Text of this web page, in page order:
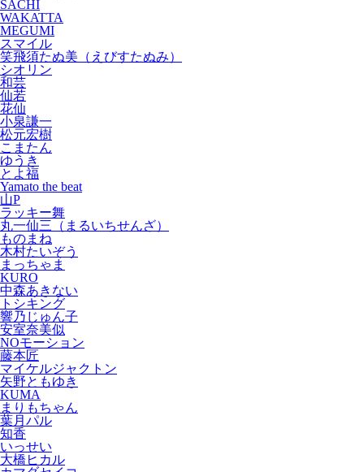
SACHI
WAKATTA
MEGUMI
スマイル
笑飛須たぬ美（えびすたぬみ）
シオリン
和芸
仙若
花仙
小泉謙一
松元宏樹
こまたん
ゆうき
とよ福
Yamato the beat
山P
ラッキー舞
丸一仙三（まるいちせんざ）
ものまね
木村たいぞう
まっちゃま
KURO
中森あきない
トシキング
響乃じゅん子
安室奈美似
NOモーション
藤本匠
マイケルジャクトン
矢野ともゆき
KUMA
まりもちゃん
葉月パル
知香
いっせい
大橋ヒカル